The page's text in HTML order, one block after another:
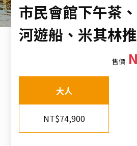
市民會館下午茶
河遊船、米其林
售價
大人
NT$74,900